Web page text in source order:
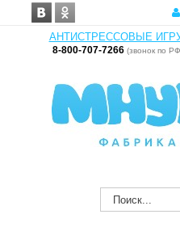
АНТИСТРЕССОВЫЕ
8-800-707-7266 (звонок по